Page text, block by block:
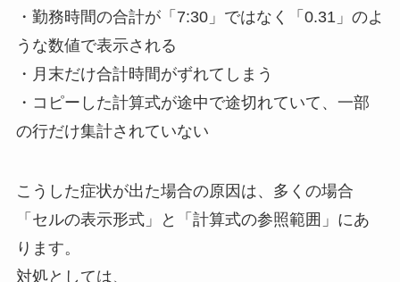
・勤務時間の合計が「7:30」ではなく「0.31」のよ
うな数値で表示される
・月末だけ合計時間がずれてしまう
・コピーした計算式が途中で途切れていて、一部
の行だけ集計されていない
こうした症状が出た場合の原因は、多くの場合
「セルの表示形式」と「計算式の参照範囲」にあ
ります。
対処としては、